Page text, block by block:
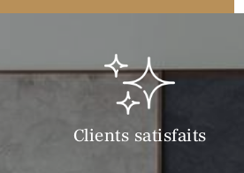
Clients satisfaits